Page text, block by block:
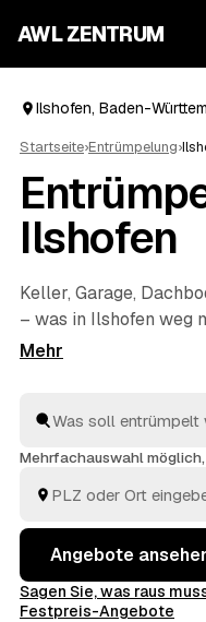
AWL ZENTRUM
Ilshofen, Baden-
Startseite›Entrümpelung›
Ilshofen
Keller, Garage,
– was in Ilshofen weg
unkompliziert
Messie-Wohnung
Verkauf ist dabei kein
Mehrfachauswahl möglich,
Angebote
Sagen Sie, was raus
Festpreis-Angebote